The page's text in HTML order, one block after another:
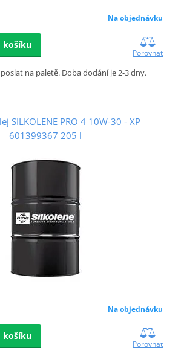
Na objednávku
košíku
Porovnat
na paletě. Doba dodání je 2-3 dny.
SILKOLENE PRO 4 10W-30 - XP
601399367 205 l
Na objednávku
košíku
Porovnat